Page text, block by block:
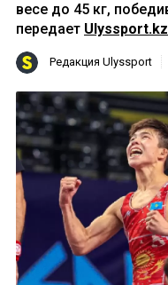
весе до 45 кг,
передает Ulyssport.kz
Редакция Ulyssport